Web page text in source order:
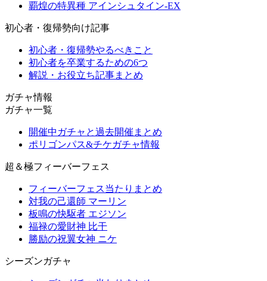
覇煌の特異種 アインシュタイン-EX
初心者・復帰勢向け記事
初心者・復帰勢やるべきこと
初心者を卒業するための6つ
解説・お役立ち記事まとめ
ガチャ情報
ガチャ一覧
開催中ガチャと過去開催まとめ
ポリゴンパス&チケガチャ情報
超＆極フィーバーフェス
フィーバーフェス当たりまとめ
対我の己還師 マーリン
板鳴の快駆者 エジソン
福禄の愛財神 比干
勝励の祝翼女神 ニケ
シーズンガチャ